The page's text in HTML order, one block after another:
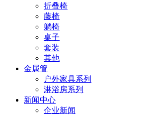
折叠椅
藤椅
躺椅
桌子
套装
其他
金属管
户外家具系列
淋浴房系列
新闻中心
企业新闻